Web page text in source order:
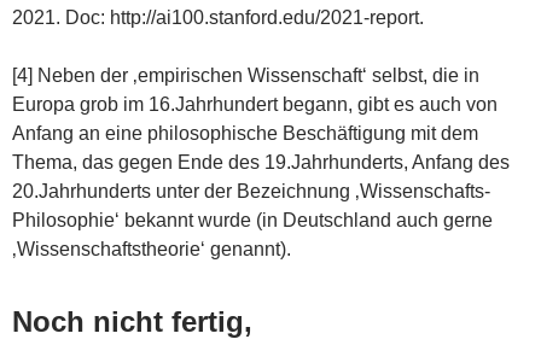
2021. Doc: http://ai100.stanford.edu/2021-report.
[4] Neben der ‚empirischen Wissenschaft‘ selbst, die in
Europa grob im 16.Jahrhundert begann, gibt es auch von
Anfang an eine philosophische Beschäftigung mit dem
Thema, das gegen Ende des 19.Jahrhunderts, Anfang des
20.Jahrhunderts unter der Bezeichnung ‚Wissenschafts-
Philosophie‘ bekannt wurde (in Deutschland auch gerne
‚Wissenschaftstheorie‘ genannt).
Noch nicht fertig,